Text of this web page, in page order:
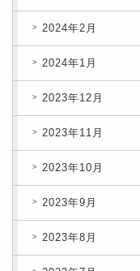
2024年2月
2024年1月
2023年12月
2023年11月
2023年10月
2023年9月
2023年8月